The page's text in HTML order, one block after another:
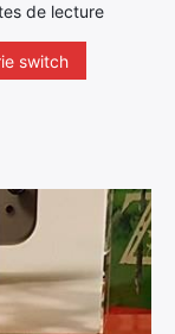
de lecture
switch